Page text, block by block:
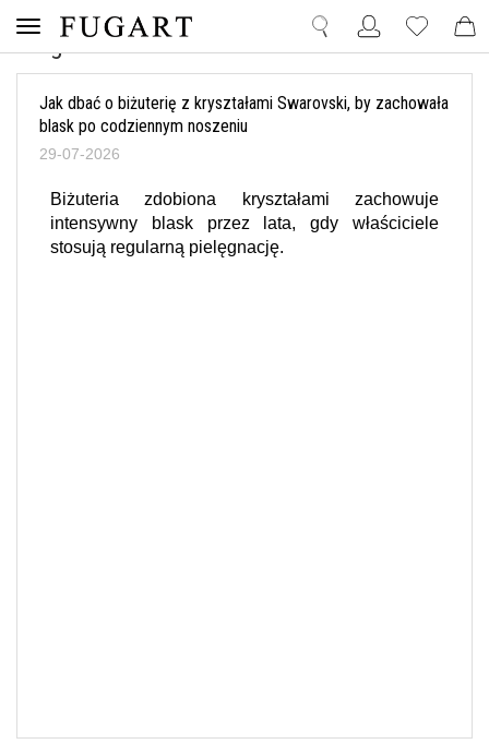
Blog
Jak dbać o biżuterię z kryształami Swarovski, by zachowała
blask po codziennym noszeniu
29-07-2026
Biżuteria zdobiona kryształami zachowuje
intensywny blask przez lata, gdy właściciele
stosują regularną pielęgnację.